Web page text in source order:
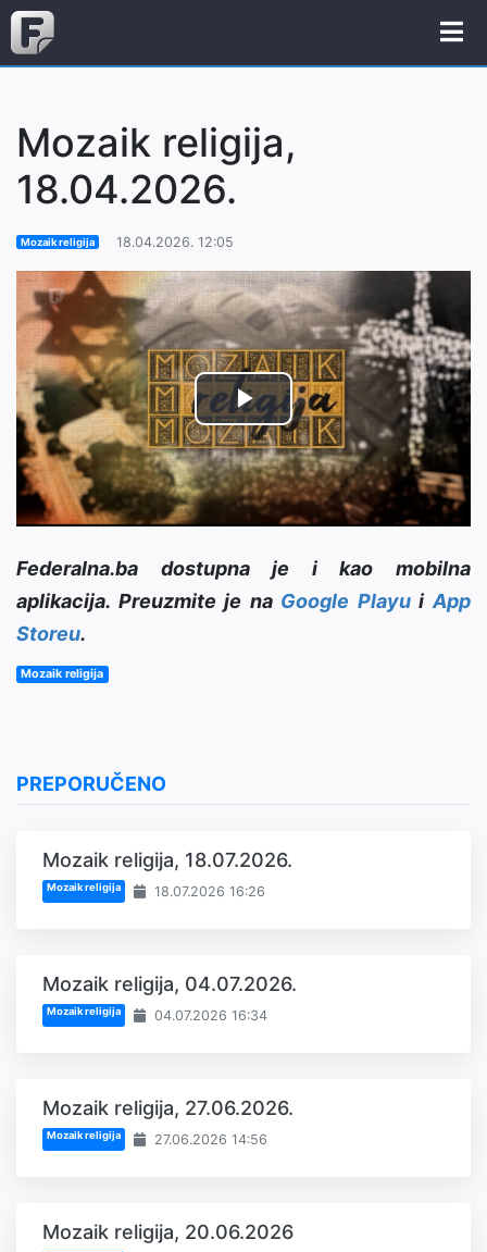
Mozaik religija,
18.04.2026.
Mozaik religija 18.04.2026. 12:05
Play
Video
Federalna.ba dostupna je i kao mobilna
aplikacija. Preuzmite je na Google PlayuiApp
Storeu.
Mozaik religija
PREPORUČENO
Mozaik religija, 18.07.2026.
Mozaik religija 18.07.2026 16:26
Mozaik religija, 04.07.2026.
Mozaik religija 04.07.2026 16:34
Mozaik religija, 27.06.2026.
Mozaik religija 27.06.2026 14:56
Mozaik religija, 20.06.2026